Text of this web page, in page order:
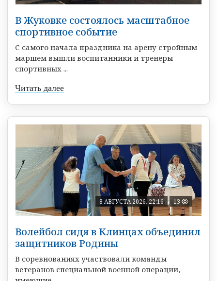
В Жуковке состоялось масштабное
спортивное событие
С самого начала праздника на арену стройным
маршем вышли воспитанники и тренеры
спортивных ...
Читать далее
8 АВГУСТА 2026, 22:16 13
Волейбол сидя в Клинцах объединил
защитников Родины
В соревнованиях участвовали команды
ветеранов специальной военной операции,